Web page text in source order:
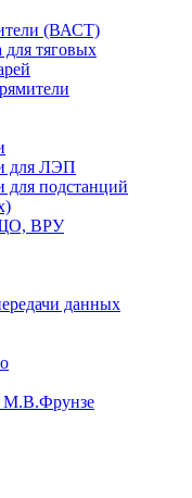
(ВАСТ)
для тяговых
для ЛЭП
для подстанций
ЩО, ВРУ
данных